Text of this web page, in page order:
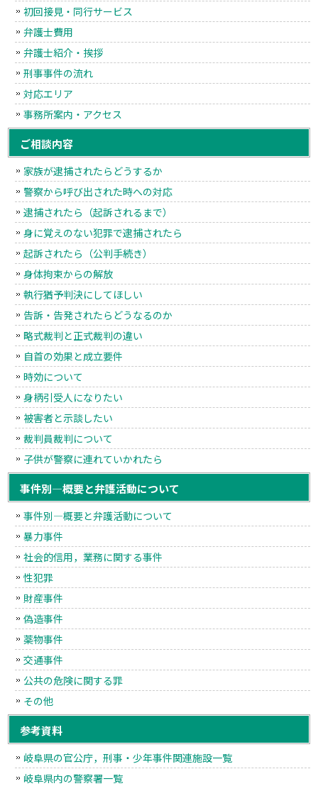
初回接見・同行サービス
弁護士費用
弁護士紹介・挨拶
刑事事件の流れ
対応エリア
事務所案内・アクセス
ご相談内容
家族が逮捕されたらどうするか
警察から呼び出された時への対応
逮捕されたら（起訴されるまで）
身に覚えのない犯罪で逮捕されたら
起訴されたら（公判手続き）
身体拘束からの解放
執行猶予判決にしてほしい
告訴・告発されたらどうなるのか
略式裁判と正式裁判の違い
自首の効果と成立要件
時効について
身柄引受人になりたい
被害者と示談したい
裁判員裁判について
子供が警察に連れていかれたら
事件別―概要と弁護活動について
事件別―概要と弁護活動について
暴力事件
社会的信用，業務に関する事件
性犯罪
財産事件
偽造事件
薬物事件
交通事件
公共の危険に関する罪
その他
参考資料
岐阜県の官公庁，刑事・少年事件関連施設一覧
岐阜県内の警察署一覧